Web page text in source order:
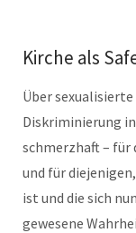
Kirche als
Über
Diskriminierung
schmerzhaft – für
und für
ist und die sich
gewesene